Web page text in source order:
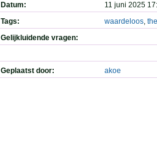
Datum:
11 juni 2025
Tags:
waardeloos,
Gelijkluidende vragen:
Geplaatst door: akoe